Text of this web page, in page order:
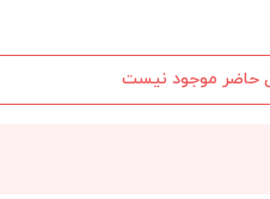
حاضر موجود نیست